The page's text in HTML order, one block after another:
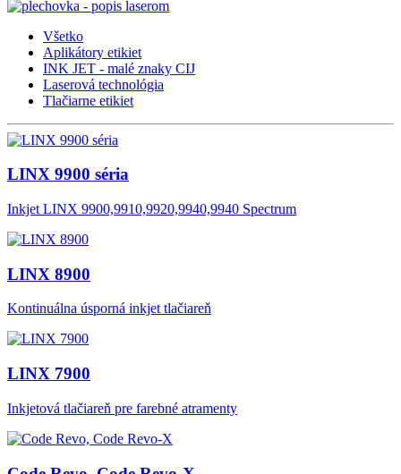
Všetko
Aplikátory etikiet
INK JET - malé znaky CIJ
Laserová technológia
Tlačiarne etikiet
LINX 9900 séria
Inkjet LINX 9900,9910,9920,9940,9940 Spectrum
LINX 8900
Kontinuálna úsporná inkjet tlačiareň
LINX 7900
Inkjetová tlačiareň pre farebné atramenty